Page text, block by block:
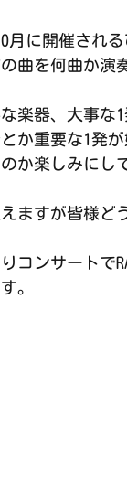
月に開催され
曲を何曲か演
楽器、大事な
か重要な1発が
か楽しみにし
ますが皆様ど
コンサートで
。